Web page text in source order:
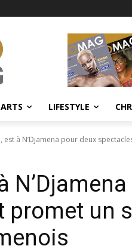
ARTS LIFESTYLE
est à N’Djamena pour deux
promet un